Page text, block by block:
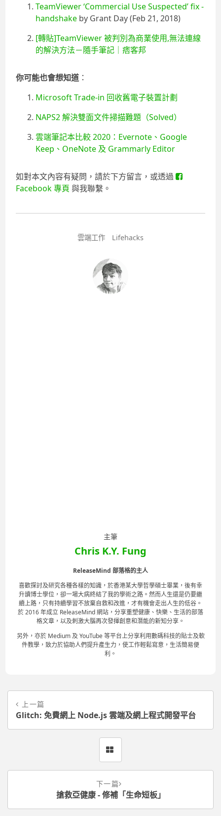
TeamViewer ‘Commercial Use Suspected’ fix -
handshake by Grant Day (Feb 21, 2018)
[轉貼]TeamViewer 被判別為商業使用,無法連線
的解決方法－隨手筆記｜痞客邦
你可能也會想知道 ：
Microsoft Trade-in 回收舊電子裝置計劃
NAPS2 解決雙面文件掃描難題（Solved）
雲端筆記本比較 2020：Evernote、Google
Keep、OneNote 及 Grammarly Editor
如對本文內容有疑問，請於下方留言，或透過
Facebook 專頁 與我聯繫。
雲端工作 Lifehacks
主筆
Chris K.Y. Fung
ReleaseMind 部落格的主人
喜歡探討及研究各種各樣的知識，於香港某大學哲學碩士畢業，後有幸
升讀博士學位，卻一場大病終結了我的學術之路。然而人生還是仍要繼
續上路，只有持續學習不放棄自救和改進，才有機會走出人生的低谷。
於 2016 年成立 ReleaseMind 網站，分享重塑健康、快樂、生活的部落
格文章，以及刺激大腦再次發揮創意和潛能的新知分享。
另外，亦於 Medium 及 YouTube 等平台上分享利用數碼科技的貼士及軟
件教學，致力於協助人們提升產生力，使工作輕鬆寫意，生活簡易便
利。
上一篇
Glitch: 免費網上 Node.js 雲端及網上程式開發平台
下一篇
搶救亞健康 - 修補「生命短板」